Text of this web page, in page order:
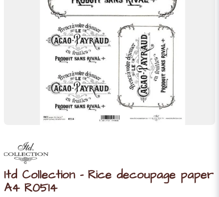
Itd Collection - Rice decoupage paper
A4 R0514